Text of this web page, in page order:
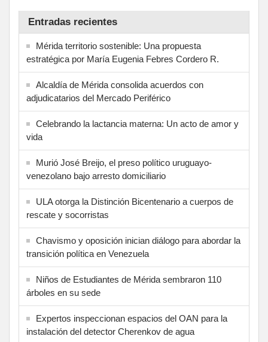
Entradas recientes
Mérida territorio sostenible: Una propuesta
estratégica por María Eugenia Febres Cordero R.
Alcaldía de Mérida consolida acuerdos con
adjudicatarios del Mercado Periférico
Celebrando la lactancia materna: Un acto de amor y
vida
Murió José Breijo, el preso político uruguayo-
venezolano bajo arresto domiciliario
ULA otorga la Distinción Bicentenario a cuerpos de
rescate y socorristas
Chavismo y oposición inician diálogo para abordar la
transición política en Venezuela
Niños de Estudiantes de Mérida sembraron 110
árboles en su sede
Expertos inspeccionan espacios del OAN para la
instalación del detector Cherenkov de agua